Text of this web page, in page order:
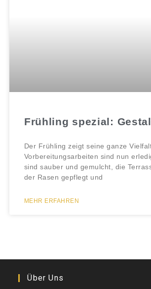
Frühling spezial:
Der Frühling zeigt seine ganze
Vorbereitungsarbeiten sind nun
sind sauber und gemulcht, die
der Rasen gepflegt und
MEHR ERFAHREN
Über Uns